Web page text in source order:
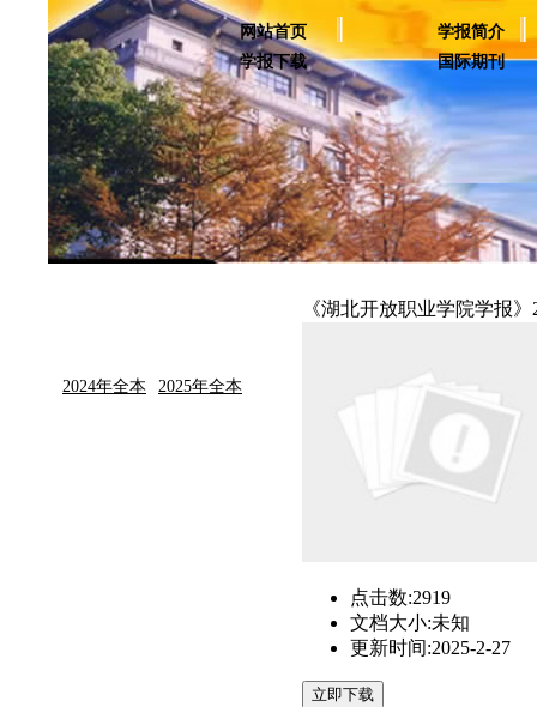
网站首页
学报简介
学报下载
国际期刊
2024年全本 2025年全本
《湖北开放职业学院学报
点击数:2919
文档大小:未知
更新时间:2025-2-27